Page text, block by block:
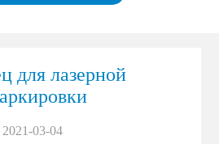
для лазерной
2021-03-04